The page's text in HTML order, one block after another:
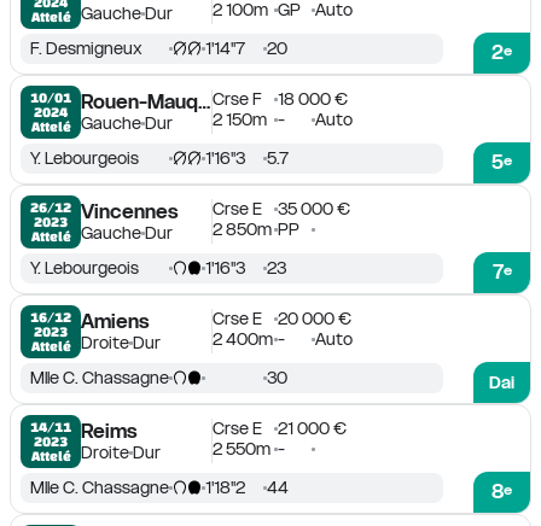
Attelé
GaucheDur
2 100m GP Auto
2e
F. Desmigneux 1'14''7 20
10/01
2024
Attelé
Rouen-Mauquenchy
GaucheDur
Crse F
18 000 €
2 150m - Auto
5e
Y. Lebourgeois 1'16''3 5.7
26/12
2023
Attelé
Vincennes
GaucheDur
Crse E
35 000 €
2 850m PP
7e
Y. Lebourgeois 1'16''3 23
16/12
2023
Attelé
Amiens
DroiteDur
Crse E
20 000 €
2 400m -
Auto
Dai
Mlle C. Chassagne 30
14/11
2023
Attelé
Reims
DroiteDur
Crse E
21 000 €
2 550m -
8e
Mlle C. Chassagne 1'18''2 44